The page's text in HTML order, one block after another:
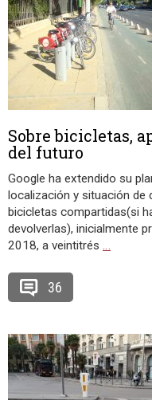
Sobre bicicletas,
del futuro
Google ha extendido su
localización y situación de
bicicletas compartidas(si
devolverlas), inicialmente
2018, a veintitrés …
36